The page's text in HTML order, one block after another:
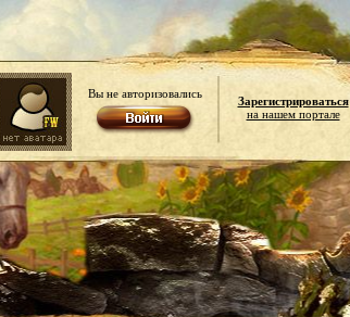
Вы не авторизовались
Зарегистрироваться
на нашем портале